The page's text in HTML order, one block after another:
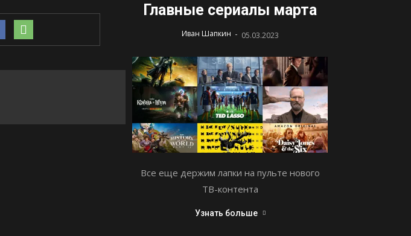
Главные сериалы марта
Иван Шапкин - 05.03.2023
Все еще держим лапки на пульте нового
ТВ-контента
Узнать больше